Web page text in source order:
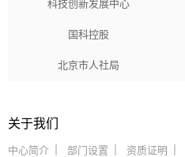
科技创新发展中心
国科控股
北京市人社局
关于我们
中心简介 部门设置 资质证明